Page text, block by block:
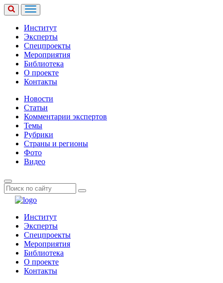
Институт
Эксперты
Спецпроекты
Мероприятия
Библиотека
О проекте
Контакты
Новости
Статьи
Комментарии экспертов
Темы
Рубрики
Страны и регионы
Фото
Видео
Институт
Эксперты
Спецпроекты
Мероприятия
Библиотека
О проекте
Контакты